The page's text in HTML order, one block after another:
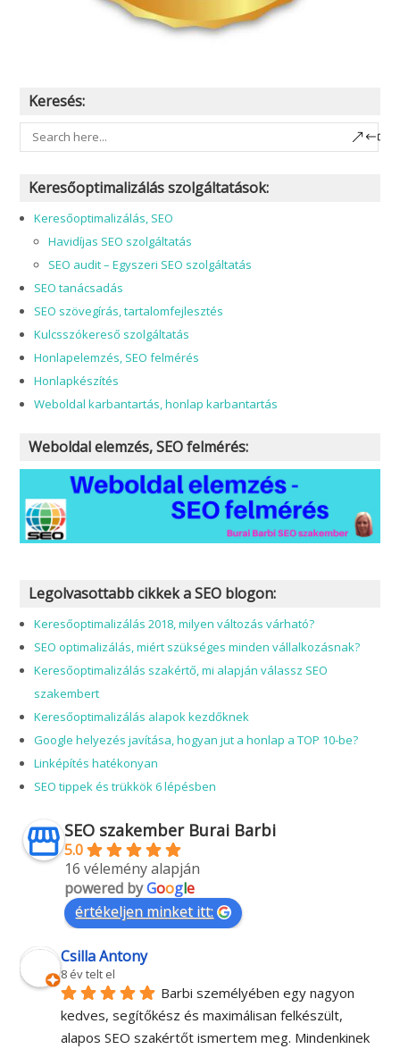
Keresés:
Keresőoptimalizálás szolgáltatások:
Keresőoptimalizálás, SEO
Havidíjas SEO szolgáltatás
SEO audit – Egyszeri SEO szolgáltatás
SEO tanácsadás
SEO szövegírás, tartalomfejlesztés
Kulcsszókereső szolgáltatás
Honlapelemzés, SEO felmérés
Honlapkészítés
Weboldal karbantartás, honlap karbantartás
Weboldal elemzés, SEO felmérés:
Legolvasottabb cikkek a SEO blogon:
Keresőoptimalizálás 2018, milyen változás várható?
SEO optimalizálás, miért szükséges minden vállalkozásnak?
Keresőoptimalizálás szakértő, mi alapján válassz SEO
szakembert
Keresőoptimalizálás alapok kezdőknek
Google helyezés javítása, hogyan jut a honlap a TOP 10-be?
Linképítés hatékonyan
SEO tippek és trükkök 6 lépésben
SEO szakember Burai Barbi
5.0
16 vélemény alapján
powered byGoogle
értékeljen minket itt:
Csilla Antony
8 év telt el
Barbi személyében egy nagyon
kedves, segítőkész és maximálisan felkészült,
alapos SEO szakértőt ismertem meg. Mindenkinek